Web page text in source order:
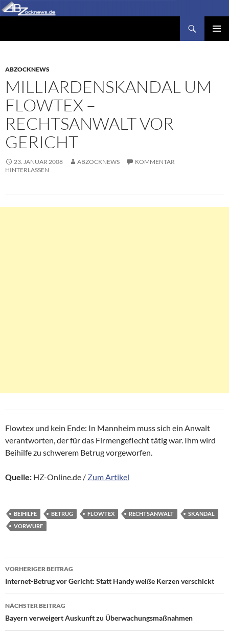
Zum
Inhalt
ABZOCKNEWS
MILLIARDENSKANDAL UM
FLOWTEX –
RECHTSANWALT VOR
GERICHT
23. JANUAR 2008 ABZOCKNEWS
KOMMENTAR
HINTERLASSEN
Flowtex und kein Ende: In Mannheim muss sich ein Anwalt
verantworten, der für das Firmengeflecht tätig war. Ihm wird
Beihilfe zu schwerem Betrug vorgeworfen.
Quelle: HZ-Online.de / Zum Artikel
BEIHILFE BETRUG FLOWTEX RECHTSANWALT
SKANDAL
VORWURF
Beitragsnavigation
VORHERIGER BEITRAG
Internet-Betrug vor Gericht: Statt Handy weiße Kerzen verschickt
NÄCHSTER BEITRAG
Bayern verweigert Auskunft zu Überwachungsmaßnahmen